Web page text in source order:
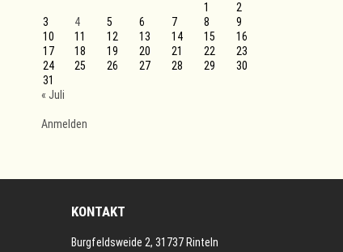
1
2
3
4 5 6 7 8
9
10
11 12 13 14 15
16
17
18 19 20 21 22
23
24
25 26 27 28 29
30
31
« Juli
Anmelden
KONTAKT
Burgfeldsweide 2, 31737 Rinteln